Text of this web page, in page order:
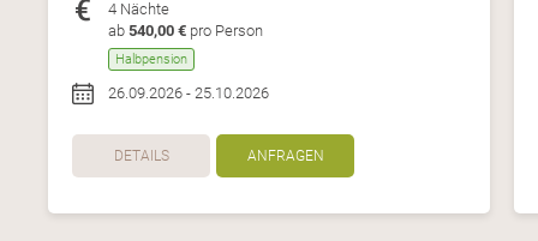
4 Nächte
ab 540,00 € pro Person
Halbpension
26.09.2026 - 25.10.2026
DETAILS ANFRAGEN